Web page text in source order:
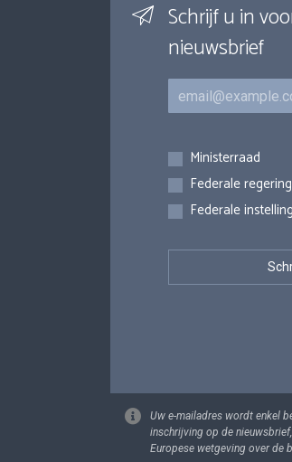
Schrijf u in
nieuwsbrief
E-mail
Inschrijvingen
Ministerraad
Federale
Federale
Uw e-mailadres wordt enkel
inschrijving op de
Europese wetgeving over de